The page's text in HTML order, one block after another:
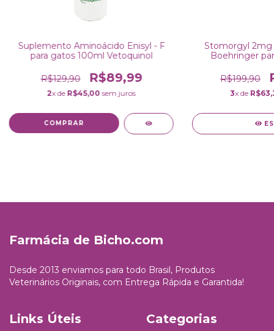
Suplemento Aminoácido Enisyl - F
para gatos 100ml Vetoquinol
R$129,90 R$89,99
2x de R$45,00 sem juros
Stomorgyl
Boehringer
R$199,90
3x de
Farmácia de Bicho.com
Desde 2013 enviamos para todo Brasil, Produtos
Veterinários Originais, com Entrega Rápida e Garantida!
Links Úteis Categorias